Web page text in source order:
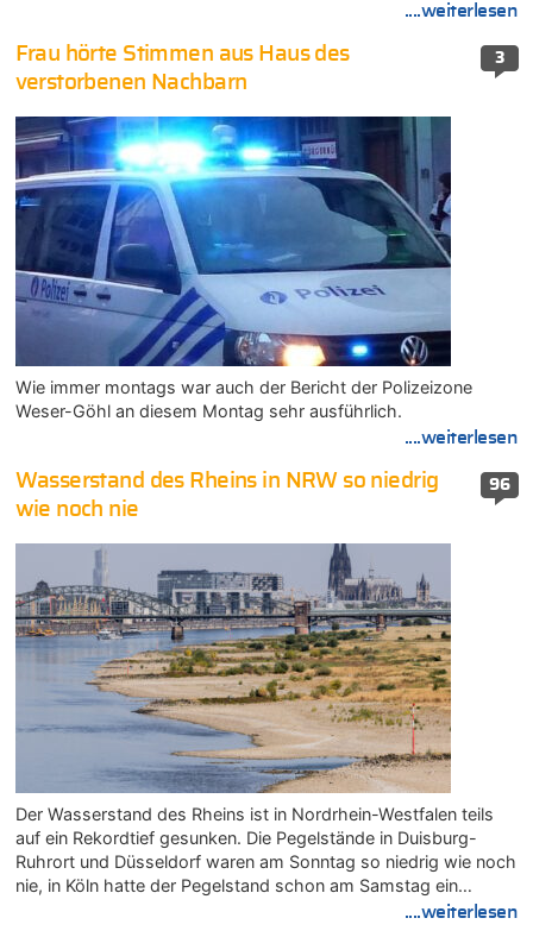
....weiterlesen
3
Frau hörte Stimmen aus Haus des
verstorbenen Nachbarn
Wie immer montags war auch der Bericht der Polizeizone
Weser-Göhl an diesem Montag sehr ausführlich.
....weiterlesen
96
Wasserstand des Rheins in NRW so niedrig
wie noch nie
Der Wasserstand des Rheins ist in Nordrhein-Westfalen teils
auf ein Rekordtief gesunken. Die Pegelstände in Duisburg-
Ruhrort und Düsseldorf waren am Sonntag so niedrig wie noch
nie, in Köln hatte der Pegelstand schon am Samstag ein…
....weiterlesen